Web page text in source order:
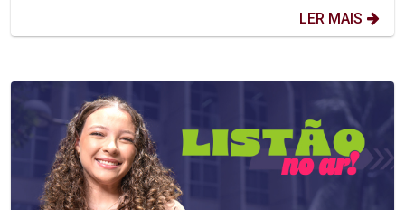
LER MAIS